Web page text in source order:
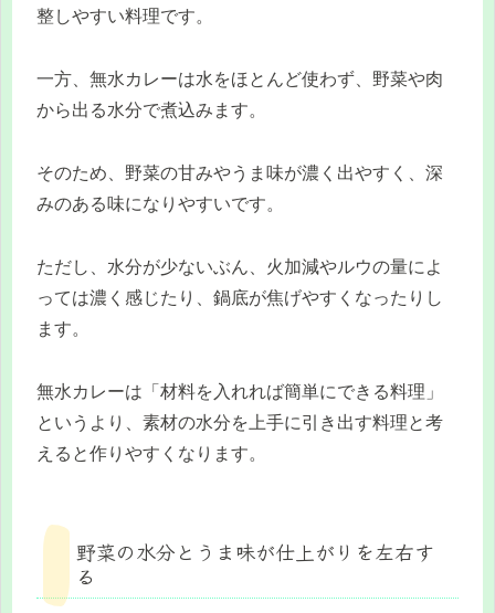
整しやすい料理です。
一方、無水カレーは水をほとんど使わず、野菜や肉
から出る水分で煮込みます。
そのため、野菜の甘みやうま味が濃く出やすく、深
みのある味になりやすいです。
ただし、水分が少ないぶん、火加減やルウの量によ
っては濃く感じたり、鍋底が焦げやすくなったりし
ます。
無水カレーは「材料を入れれば簡単にできる料理」
というより、素材の水分を上手に引き出す料理と考
えると作りやすくなります。
野菜の水分とうま味が仕上がりを左右す
る